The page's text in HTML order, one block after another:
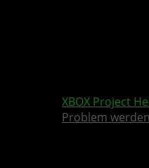
XBOX Project
Problem